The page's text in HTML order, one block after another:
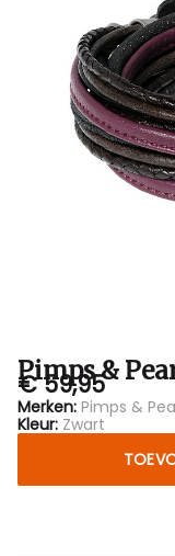
Bubbles
Sluis
Pimps &
€ 59,95
Merken: Pimps &
Kleur: Zwart